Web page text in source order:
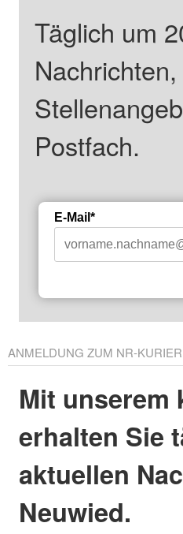
Täglich um
Postfach.
E-Mail*
ANMELDUNG ZUM NR-
Mit unserem
erhalten Sie
aktuellen
Neuwied.